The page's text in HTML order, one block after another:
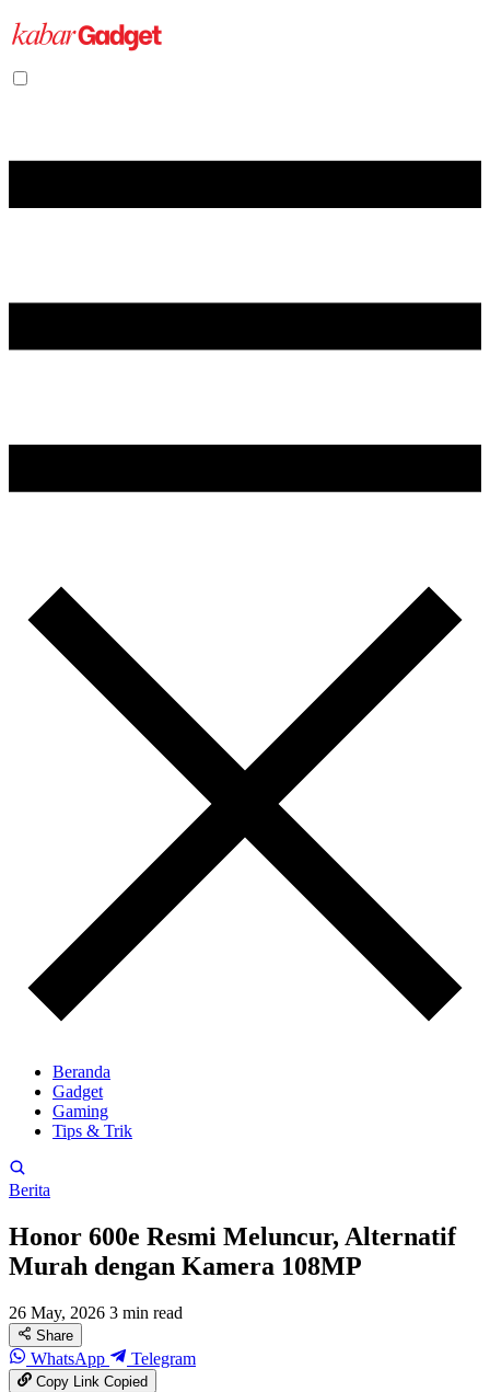
Beranda
Gadget
Gaming
Tips & Trik
Berita
Honor 600e Resmi Meluncur, Alternatif
Murah dengan Kamera 108MP
26 May, 2026 3 min read
Share
WhatsApp Telegram
Copy LinkCopied